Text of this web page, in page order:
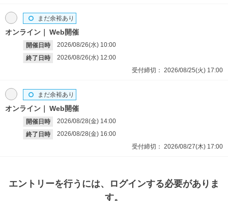
オンライン Web開催
開催日時 2026/08/26(水) 10:00
終了日時
2026/08/26(水) 12:00
まだ余裕あり
受付締切： 2026/08/25(火) 17:00
オンライン Web開催
開催日時 2026/08/28(金) 14:00
終了日時
2026/08/28(金) 16:00
まだ余裕あり
受付締切： 2026/08/27(木) 17:00
エントリーを行うには、ログインする必要がありま
す。